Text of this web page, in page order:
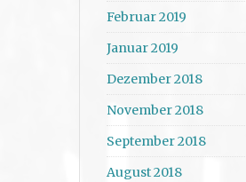
Februar 2019
Januar 2019
Dezember 2018
November 2018
September 2018
August 2018